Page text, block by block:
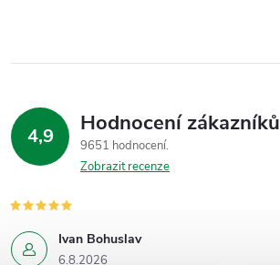
4,9 Hodnocení zákazníků
9651 hodnocení
Zobrazit recenze
Ivan Bohuslav
6.8.2026